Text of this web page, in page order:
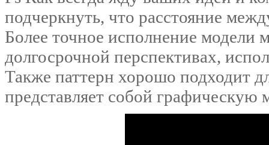
подчеркнуть, что расстояние
Более точное исполнение модели
долгосрочной перспективах,
Также паттерн хорошо подходит
представляет собой графическую